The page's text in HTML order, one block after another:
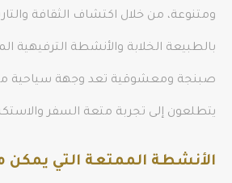
ومتنوعة، من خلال اكتشاف الثقافة
بالطبيعة الخلابة والأنشطة الترفيهية
صبنجة ومعشوقية تعد وجهة سياحية
يتطلعون إلى تجربة متعة السفر
الأنشطة الممتعة التي يمكن